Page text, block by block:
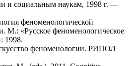
и социальным наукам, 1998 г. —
феноменологической
М.: «Русское феноменологическое
1998.
феноменологии. РИПОЛ